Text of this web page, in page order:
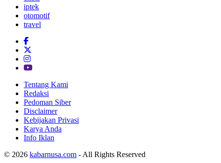
iptek
otomotif
travel
Tentang Kami
Redaksi
Pedoman Siber
Disclaimer
Kebijakan Privasi
Karya Anda
Info Iklan
© 2026 kabarnusa.com - All Rights Reserved